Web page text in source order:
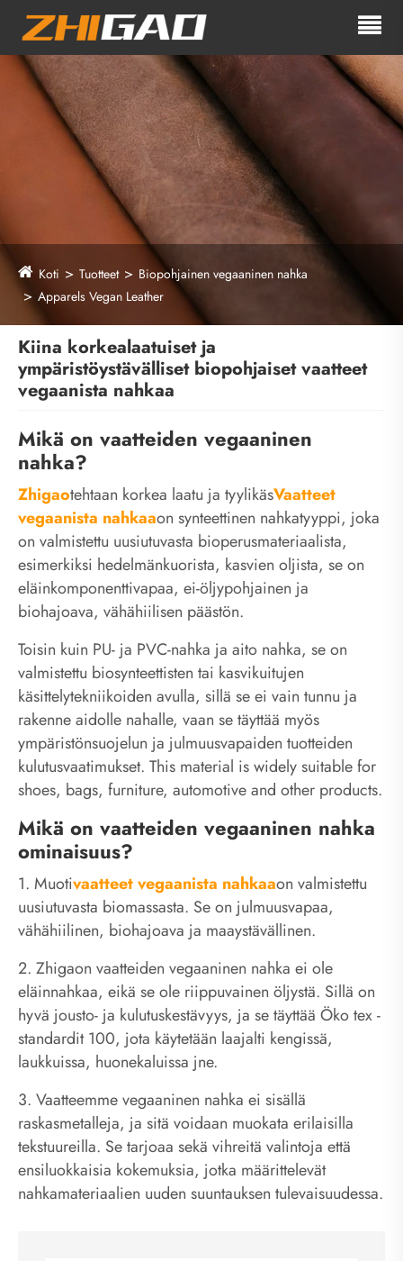
Koti Tuotteet
Biopohjainen vegaaninen nahka
Apparels Vegan Leather
Kiina korkealaatuiset ja
ympäristöystävälliset biopohjaiset vaatteet
vegaanista nahkaa
Mikä on vaatteiden vegaaninen
nahka?
Zhigaotehtaan korkea laatu ja tyylikäsVaatteet
vegaanista nahkaaon synteettinen nahkatyyppi, joka
on valmistettu uusiutuvasta bioperusmateriaalista,
esimerkiksi hedelmänkuorista, kasvien oljista, se on
eläinkomponenttivapaa, ei-öljypohjainen ja
biohajoava, vähähiilisen päästön.
Toisin kuin PU- ja PVC-nahka ja aito nahka, se on
valmistettu biosynteettisten tai kasvikuitujen
käsittelytekniikoiden avulla, sillä se ei vain tunnu ja
rakenne aidolle nahalle, vaan se täyttää myös
ympäristönsuojelun ja julmuusvapaiden tuotteiden
kulutusvaatimukset. This material is widely suitable for
shoes, bags, furniture, automotive and other products.
Mikä on vaatteiden vegaaninen nahka
ominaisuus?
1. Muotivaatteet vegaanista nahkaaon valmistettu
uusiutuvasta biomassasta. Se on julmuusvapaa,
vähähiilinen, biohajoava ja maaystävällinen.
2. Zhigaon vaatteiden vegaaninen nahka ei ole
eläinnahkaa, eikä se ole riippuvainen öljystä. Sillä on
hyvä jousto- ja kulutuskestävyys, ja se täyttää Öko tex -
standardit 100, jota käytetään laajalti kengissä,
laukkuissa, huonekaluissa jne.
3. Vaatteemme vegaaninen nahka ei sisällä
raskasmetalleja, ja sitä voidaan muokata erilaisilla
tekstuureilla. Se tarjoaa sekä vihreitä valintoja että
ensiluokkaisia ​​kokemuksia, jotka määrittelevät
nahkamateriaalien uuden suuntauksen tulevaisuudessa.